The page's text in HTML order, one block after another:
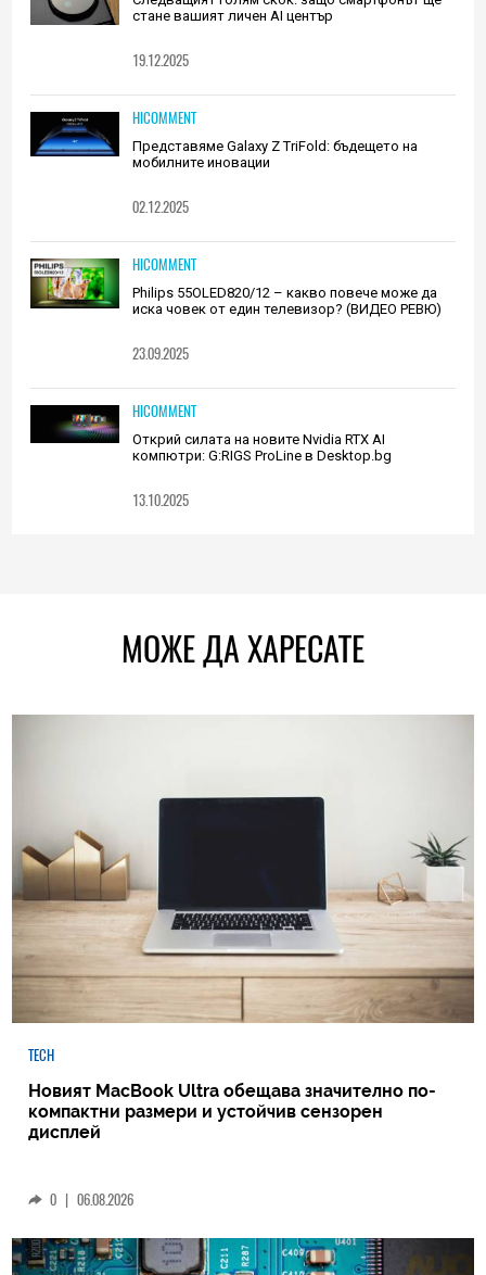
стане вашият личен AI център
19.12.2025
HICOMMENT
Представяме Galaxy Z TriFold: бъдещето на
мобилните иновации
02.12.2025
HICOMMENT
Philips 55OLED820/12 – какво повече може да
иска човек от един телевизор? (ВИДЕО РЕВЮ)
23.09.2025
HICOMMENT
Открий силата на новите Nvidia RTX AI
компютри: G:RIGS ProLine в Desktop.bg
13.10.2025
МОЖЕ ДА ХАРЕСАТЕ
TECH
Новият MacBook Ultra обещава значително по-
компактни размери и устойчив сензорен
дисплей
0 | 06.08.2026